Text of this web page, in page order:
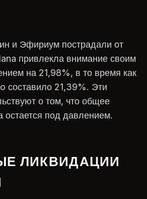
и Эфириум пострадали от
привлекла внимание своим
на 21,98%, в то время как
составило 21,39%. Эти
о том, что общее
остается под давлением.
ЛИКВИДАЦИИ